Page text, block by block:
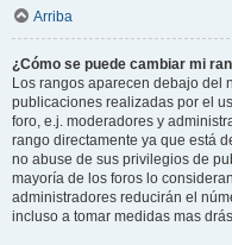
Arriba
¿Cómo se puede cambiar mi
Los rangos aparecen debajo del
publicaciones realizadas por el
foro, e.j. moderadores y
rango directamente ya que está
no abuse de sus privilegios de
mayoría de los foros lo
administradores reducirán el
incluso a tomar medidas mas